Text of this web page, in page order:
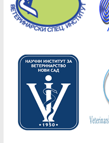
Copyright © 2026 СВД